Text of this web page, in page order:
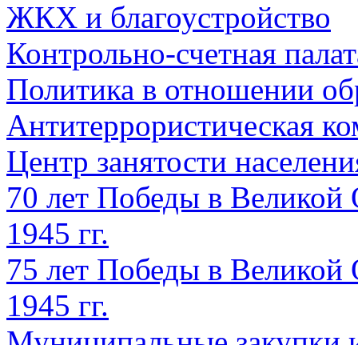
ЖКХ и благоустройство
Контрольно-счетная
Политика в отношении
Антитеррористическая
Центр занятости
70 лет Победы в Великой
1945 гг.
75 лет Победы в Великой
1945 гг.